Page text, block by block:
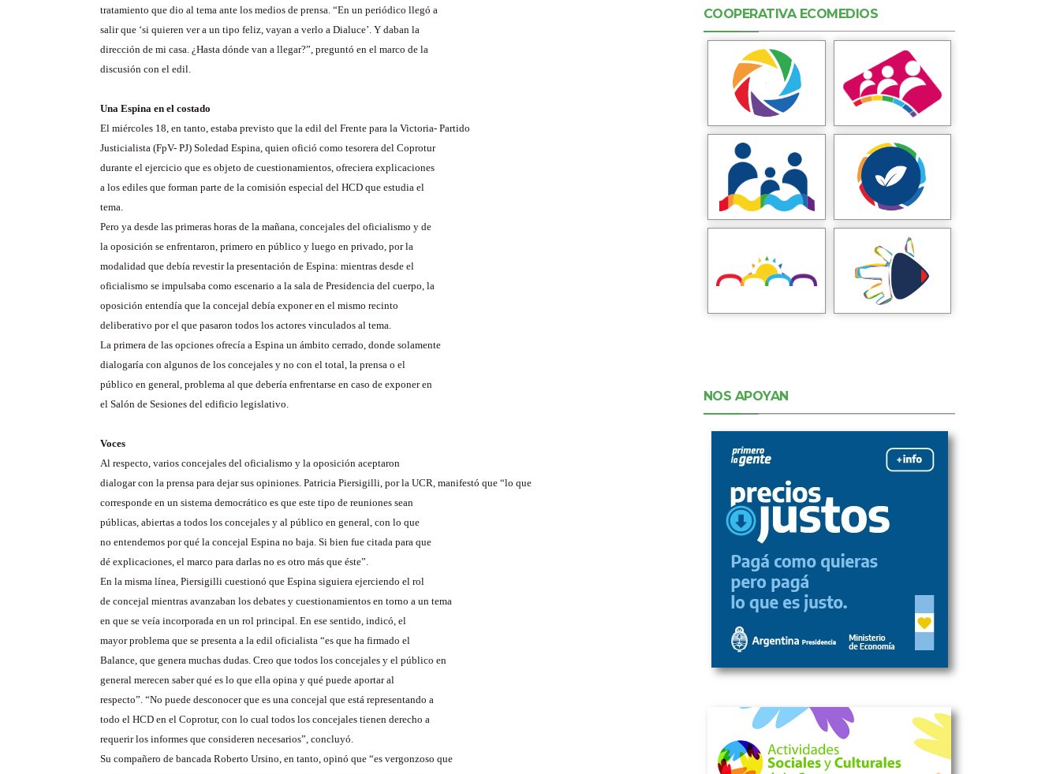
tratamiento que dio al tema ante los medios de prensa. “En un periódico llegó a
salir que ‘si quieren ver a un tipo feliz, vayan a verlo a Dialuce’. Y daban la
dirección de mi casa. ¿Hasta dónde van a llegar?”, preguntó en el marco de la
discusión con el edil.
Una Espina en el costado
El miércoles 18, en tanto, estaba previsto que la edil del Frente para la Victoria- Partido
Justicialista (FpV- PJ) Soledad Espina, quien ofició como tesorera del Coprotur
durante el ejercicio que es objeto de cuestionamientos, ofreciera explicaciones
a los ediles que forman parte de la comisión especial del HCD que estudia el
tema.
Pero ya desde las primeras horas de la mañana, concejales del oficialismo y de
la oposición se enfrentaron, primero en público y luego en privado, por la
modalidad que debía revestir la presentación de Espina: mientras desde el
oficialismo se impulsaba como escenario a la sala de Presidencia del cuerpo, la
oposición entendía que la concejal debía exponer en el mismo recinto
deliberativo por el que pasaron todos los actores vinculados al tema.
La primera de las opciones ofrecía a Espina un ámbito cerrado, donde solamente
dialogaría con algunos de los concejales y no con el total, la prensa o el
público en general, problema al que debería enfrentarse en caso de exponer en
el Salón de Sesiones del edificio legislativo.
Voces
Al respecto, varios concejales del oficialismo y la oposición aceptaron
dialogar con la prensa para dejar sus opiniones. Patricia Piersigilli, por la UCR, manifestó que “lo que
corresponde en un sistema democrático es que este tipo de reuniones sean
públicas, abiertas a todos los concejales y al público en general, con lo que
no entendemos por qué la concejal Espina no baja. Si bien fue citada para que
dé explicaciones, el marco para darlas no es otro más que éste”.
En la misma línea, Piersigilli cuestionó que Espina siguiera ejerciendo el rol
de concejal mientras avanzaban los debates y cuestionamientos en torno a un tema
en que se veía incorporada en un rol principal. En ese sentido, indicó, el
mayor problema que se presenta a la edil oficialista “es que ha firmado el
Balance, que genera muchas dudas. Creo que todos los concejales y el público en
general merecen saber qué es lo que ella opina y qué puede aportar al
respecto”. “No puede desconocer que es una concejal que está representando a
todo el HCD en el Coprotur, con lo cual todos los concejales tienen derecho a
requerir los informes que consideren necesarios”, concluyó.
Su compañero de bancada Roberto Ursino, en tanto, opinó que “es vergonzoso que
COOPERATIVA ECOMEDIOS
NOS APOYAN